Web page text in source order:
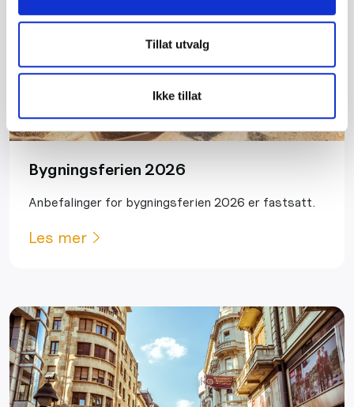
Tillat utvalg
Ikke tillat
Bygningsferien 2026
Anbefalinger for bygningsferien 2026 er fastsatt.
Les mer